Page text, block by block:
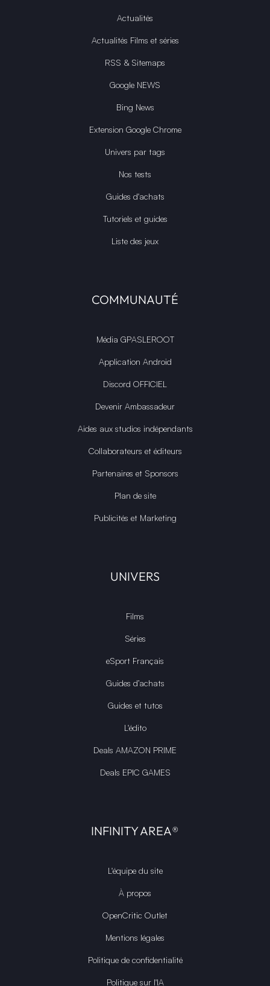
Actualités
Actualités Films et séries
RSS & Sitemaps
Google NEWS
Bing News
Extension Google Chrome
Univers par tags
Nos tests
Guides d'achats
Tutoriels et guides
Liste des jeux
COMMUNAUTÉ
Média GPASLEROOT
Application Android
Discord OFFICIEL
Devenir Ambassadeur
Aides aux studios indépendants
Collaborateurs et éditeurs
Partenaires et Sponsors
Plan de site
Publicités et Marketing
UNIVERS
Films
Séries
eSport Français
Guides d’achats
Guides et tutos
L'édito
Deals AMAZON PRIME
Deals EPIC GAMES
INFINITY AREA®
L'équipe du site
À propos
OpenCritic Outlet
Mentions légales
Politique de confidentialité
Politique sur l'IA